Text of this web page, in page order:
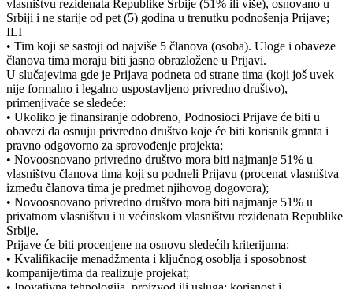
vlasništvu rezidenata Republike Srbije (51% ili više), osnovano u
Srbiji i ne starije od pet (5) godina u trenutku podnošenja Prijave;
ILI
• Tim koji se sastoji od najviše 5 članova (osoba). Uloge i obaveze
članova tima moraju biti jasno obrazložene u Prijavi.
U slučajevima gde je Prijava podneta od strane tima (koji još uvek
nije formalno i legalno uspostavljeno privredno društvo),
primenjivaće se sledeće:
• Ukoliko je finansiranje odobreno, Podnosioci Prijave će biti u
obavezi da osnuju privredno društvo koje će biti korisnik granta i
pravno odgovorno za sprovođenje projekta;
• Novoosnovano privredno društvo mora biti najmanje 51% u
vlasništvu članova tima koji su podneli Prijavu (procenat vlasništva
između članova tima je predmet njihovog dogovora);
• Novoosnovano privredno društvo mora biti najmanje 51% u
privatnom vlasništvu i u većinskom vlasništvu rezidenata Republike
Srbije.
Prijave će biti procenjene na osnovu sledećih kriterijuma:
• Kvalifikacije menadžmenta i ključnog osoblja i sposobnost
kompanije/tima da realizuje projekat;